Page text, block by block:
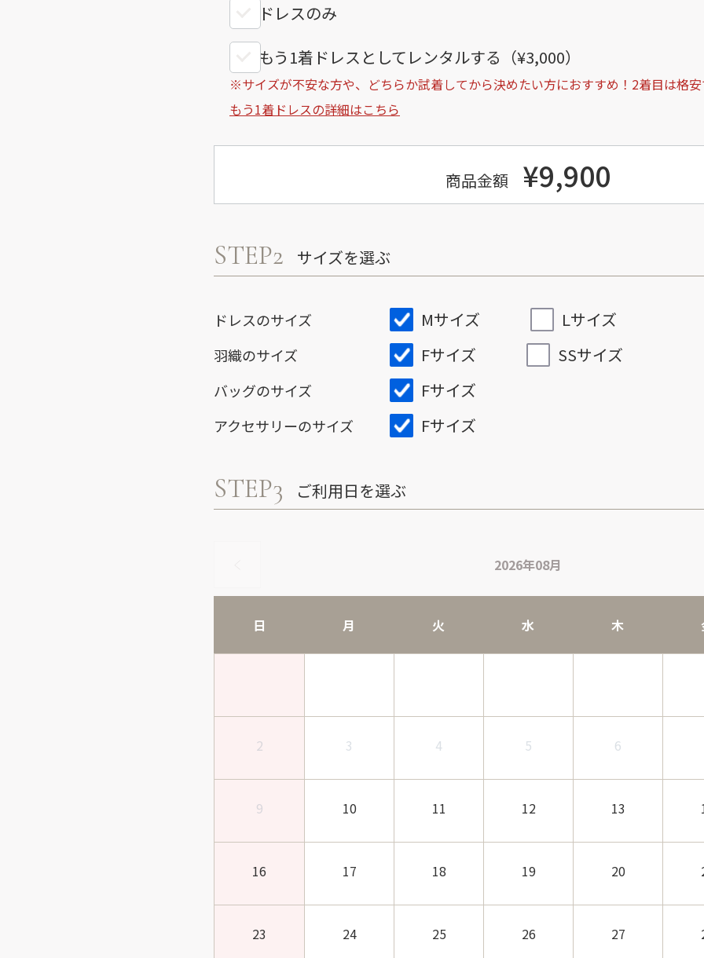
ドレスのみ
もう1着ドレスとしてレンタルする（¥3,000）
※サイズが不安な方や、どちらか試着してから決めたい方におすすめ！2着目は格
もう1着ドレスの詳細はこちら
商品金額 ¥9,900
STEP2 サイズを選ぶ
ドレスのサイズ Mサイズ Lサイズ
羽織のサイズ Fサイズ SSサイズ
バッグのサイズ Fサイズ
アクセサリーのサイズ Fサイズ
STEP3 ご利用日を選ぶ
2026年08月
日 月 火 水 木
2 3 4 5 6
9 10 11 12 13
16 17 18 19 20
23 24 25 26 27